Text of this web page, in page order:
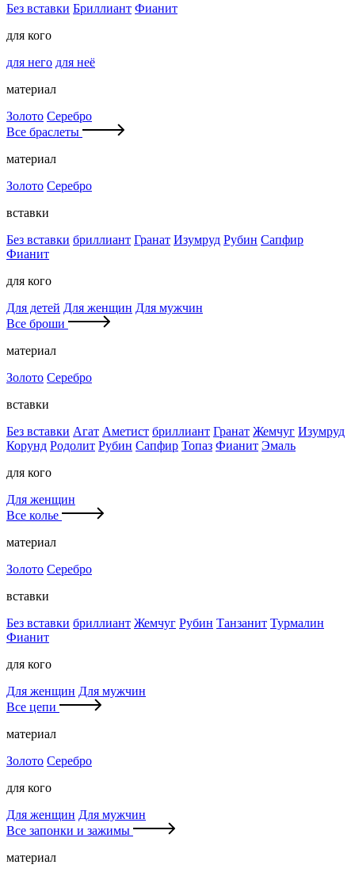
Без вставки Бриллиант Фианит
для кого
для него для неё
материал
Золото Серебро
Все браслеты
материал
Золото Серебро
вставки
Без вставки бриллиант Гранат Изумруд Рубин Сапфир
Фианит
для кого
Для детей Для женщин Для мужчин
Все броши
материал
Золото Серебро
вставки
Без вставки Агат Аметист бриллиант Гранат Жемчуг Изумруд
Корунд Родолит Рубин Сапфир Топаз Фианит Эмаль
для кого
Для женщин
Все колье
материал
Золото Серебро
вставки
Без вставки бриллиант Жемчуг Рубин Танзанит Турмалин
Фианит
для кого
Для женщин Для мужчин
Все цепи
материал
Золото Серебро
для кого
Для женщин Для мужчин
Все запонки и зажимы
материал